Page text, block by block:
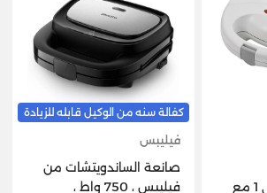
الساندويتشات 2 في 1 مع
كفالة سنه من الوكيل قابله للزيادة
فيليبس
صانعة الساندويتشات من
فيليبس ، 750 واط ،